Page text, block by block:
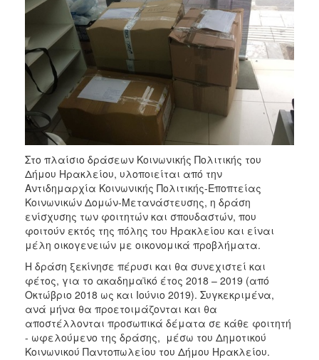
2010
2006
ΤΟΠΟΣ
ΠΟΛΙΤΙΣΜΟΣ
ΑΝΘΕΚΤΙΚΗ
ΠΟΛΗ
Στο πλαίσιο δράσεων Κοινωνικής Πολιτικής του
Δήμου Ηρακλείου, υλοποιείται από την
Αντιδημαρχία Κοινωνικής Πολιτικής-Εποπτείας
Κοινωνικών Δομών-Μετανάστευσης, η δράση
ενίσχυσης των φοιτητών και σπουδαστών, που
φοιτούν εκτός της πόλης του Ηρακλείου και είναι
μέλη οικογενειών με οικονομικά προβλήματα.
Η δράση ξεκίνησε πέρυσι και θα συνεχιστεί και
φέτος, για το ακαδημαϊκό έτος 2018 – 2019 (από
Οκτώβριο 2018 ως και Ιούνιο 2019). Συγκεκριμένα,
ανά μήνα θα προετοιμάζονται και θα
αποστέλλονται προσωπικά δέματα σε κάθε φοιτητή
- ωφελούμενο της δράσης, μέσω του Δημοτικού
Κοινωνικού Παντοπωλείου του Δήμου Ηρακλείου.